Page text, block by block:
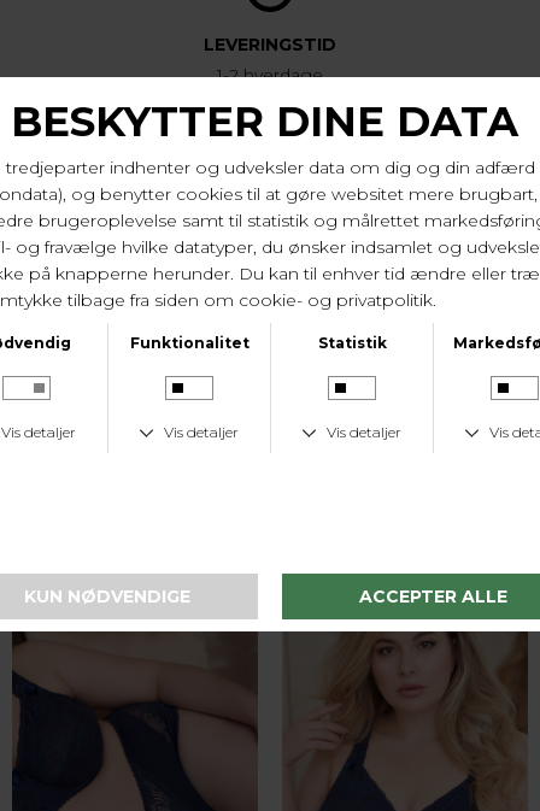
LEVERINGSTID
1-2 hverdage
KUNDESERVICE
Tlf. 24 59 87 63
LAV FRAGTPRIS
-50% -33%